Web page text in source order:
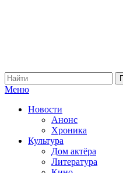
Меню
Новости
Анонс
Хроника
Культура
Дом актёра
Литература